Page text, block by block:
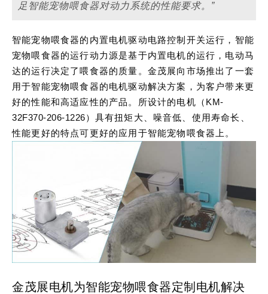
足智能宠物喂食器对动力系统的性能要求。”
智能宠物喂食器的内置电机驱动电路控制开关运行，智能
宠物喂食器的运行动力源是基于内置电机的运行，电动马
达的运行决定了喂食器的质量。金茂展向市场推出了一套
用于智能宠物喂食器的电机驱动解决方案，为客户带来更
好的性能和高适应性的产品。所设计的电机（ KM-
32F370-206-1226）具有扭矩大、噪音低、使用寿命长、
性能更好的特点可更好的应用于智能宠物喂食器上。
金茂展电机为智能宠物喂食器定制电机解决